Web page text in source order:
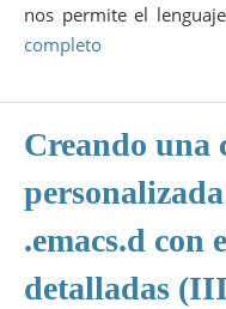
nos permite el
completo
Creando una
.emacs.d con
detalladas